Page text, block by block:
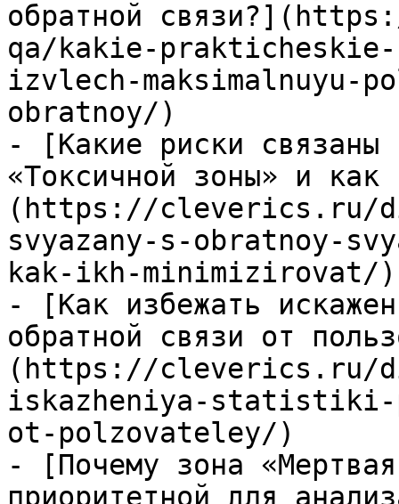
обратной
qa/kakie-prakticheskie-
izvlech-maksimalnuyu-
obratnoy/)
- [Какие риски связаны
«Токсичной зоны» и как
(https://cleverics.ru/
svyazany-s-obratnoy-
kak-ikh-minimizirovat/)
- [Как избежать
обратной связи от
(https://cleverics.ru/
iskazheniya-statistiki-
ot-polzovateley/)
- [Почему зона
приоритетной для